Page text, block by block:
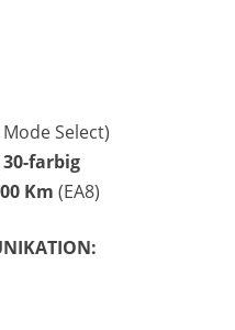
Select)
farbig
Km (EA8)